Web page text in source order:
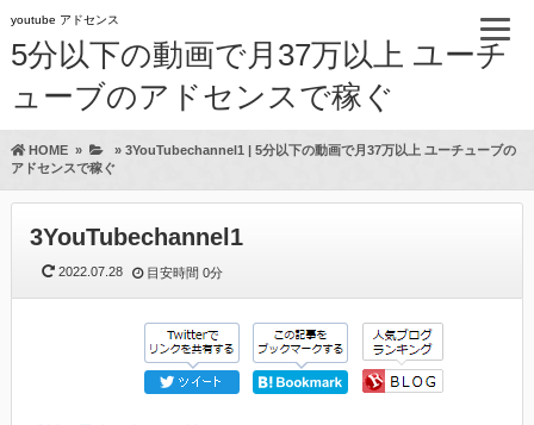
youtube アドセンス
5分以下の動画で月37万以上 ユーチ
ューブのアドセンスで稼ぐ
HOME» » 3YouTubechannel1 | 5分以下の動画で月37万以上 ユーチューブの
アドセンスで稼ぐ
3YouTubechannel1
2022.07.28 目安時間 0分